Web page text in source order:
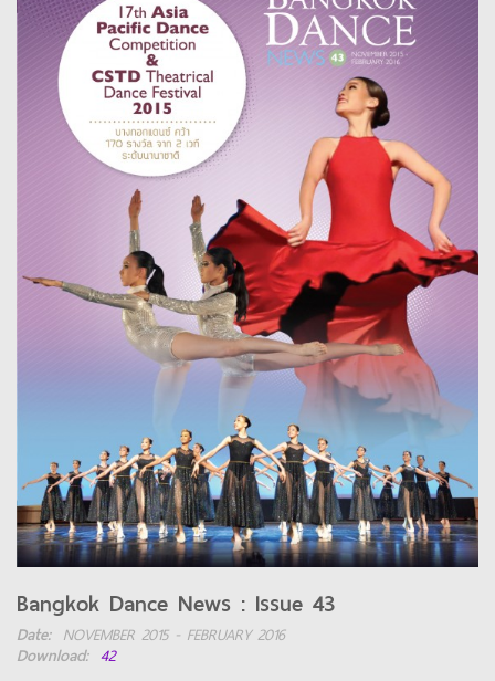
Bangkok Dance News : Issue 43
Date: NOVEMBER 2015 - FEBRUARY 2016
Download: 42